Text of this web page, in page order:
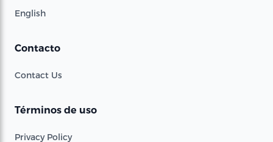
English
Contacto
Contact Us
Términos de uso
Privacy Policy